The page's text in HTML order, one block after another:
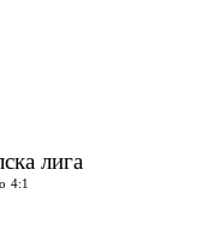
лига
4:1